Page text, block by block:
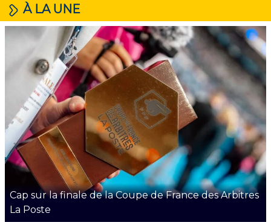
À LA UNE
Cap sur la finale de la Coupe de France des Arbitres
La Poste